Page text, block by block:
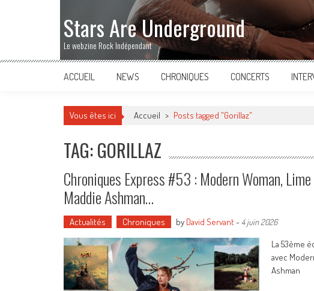
Stars Are Underground
Le webzine Rock Indépendant
ACCUEIL NEWS CHRONIQUES CONCERTS
Vous êtes ici Accueil > Posts tagged "Gorillaz"
TAG: GORILLAZ
Chroniques Express #53 : Modern Woman,
Maddie Ashman…
Actualités Chroniques by David Servant- 4 juin 2026
La 53ème
avec
Ashman